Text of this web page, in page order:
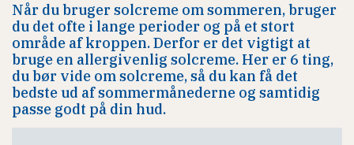
Når du bruger solcreme om sommeren, bruger
du det ofte i lange perioder og på et stort
område af kroppen. Derfor er det vigtigt at
bruge en allergivenlig solcreme. Her er 6 ting,
du bør vide om solcreme, så du kan få det
bedste ud af sommermånederne og samtidig
passe godt på din hud.